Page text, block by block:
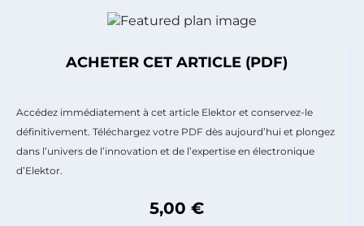
ACHETER CET ARTICLE (PDF)
Accédez immédiatement à cet article Elektor et conservez-le
définitivement. Téléchargez votre PDF dès aujourd’hui et plongez
dans l’univers de l’innovation et de l’expertise en électronique
d’Elektor.
5,00 €